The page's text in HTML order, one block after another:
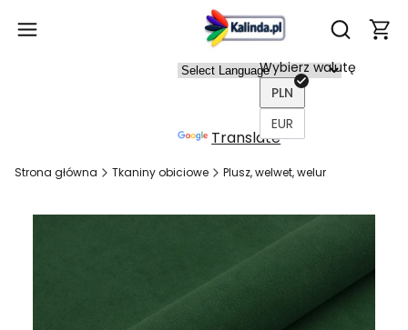
Otwórz
Translate
Wybierz walutę
PLN
EUR
Strona główna Tkaniny obiciowe Plusz, welwet, welur